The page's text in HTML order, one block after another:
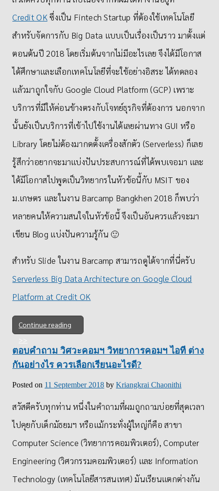
Credit OKซึ่งเป็น Fintech Startup ที่ต้องใช้เทคโนโลยี
สำหรับจัดการกับ Big Data แบบเป็นเรื่องเป็นราว มาตั้งแต่
ตอนต้นปี 2018 โดยเริ่มต้นจากไม่มีอะไรเลย จึงได้มีโอกาส
ได้ศึกษาและเลือกเทคโนโลยีที่จะใช้อย่างอิสระ ได้ทดลอง
แล้วมาถูกใจกับ Google Cloud Platform (GCP) เพราะ
บริการที่มีให้ค่อนข้างตรงกับโจทย์ธุรกิจที่ต้องการ นอกจาก
นั้นยังเป็นบริการที่เข้าไปใช้งานได้เลยผ่านทาง GUI หรือ
Library โดยไม่ต้องมากดตั้งเครื่องสักตัว (Serverless) ก็เลย
รู้สึกว่าอยากจะมาแบ่งปันประสบการณ์​ที่ได้พบเจอมา และ
ได้มีโอกาสไปพูดเป็นวิทยากรในหัวข้อนี้กับ MSIT ของ
ม.เกษตร และในงาน Barcamp Bangkhen 2018 ก็พบว่า
หลายคนให้ความสนใจในหัวข้อนี้ จึงเป็นอันควรแล้วจะมา
เขียน Blog แบ่งปันความรู้กัน 🙂
สำหรับ Slide ในงาน Barcamp สามารถดูได้จากที่นี่ครับ
Serverless Big Data Architecture on Google Cloud
Platform at Credit OK
Continue reading
ตอบคำถาม วิศวะคอมฯ วิทยาการคอมฯ ไอที ต่าง
กันอย่างไร ควรเลือกเรียนอะไรดี?
Posted on 11 September 2018 byKriangkrai Chaonithi
สวัสดีครับทุกท่าน หนึ่งในคำถามที่ผมถูกถามบ่อยที่สุดเวลา
ไปคุยกับเด็กมัธยมฯ หรือแม้กระทั่งผู้ใหญ่ก็คือ สาขา
Computer Science (วิทยาการคอมพิวเตอร์), Computer
Engineering (วิศวกรรมคอมพิวเตอร์) และ Information
Technology (เทคโนโลยีสารสนเทศ) มันเรียนแตกต่างกัน